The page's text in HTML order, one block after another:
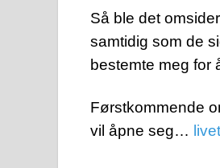
Så ble det
samtidig som de
bestemte meg for
Førstkommende
vil åpne seg… livet